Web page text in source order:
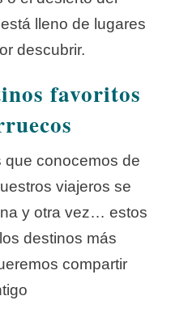
lleno de lugares
descubrir.
favoritos
que conocemos de
viajeros se
y otra vez… estos
destinos más
compartir